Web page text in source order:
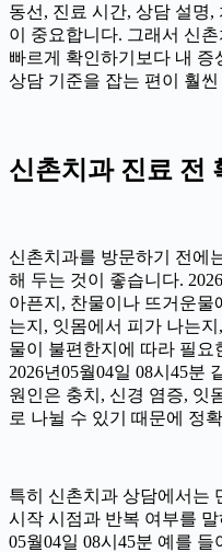
동선, 진료 시간, 상담 설명
이 중요합니다. 그래서 신
빠르게 확인하기보다 내 증
상담 기준을 잡는 편이 훨
신촌치과 진료 전
신촌치과를 방문하기 전에
해 두는 것이 좋습니다.
아픈지, 찬물이나 뜨거운물
는지, 잇몸에서 피가 나는
물이 불편한지에 따라 필요
2026년05월04일 08시45분
원인은 충치, 신경 염증, 잇
로 나뉠 수 있기 때문에 정
특히 신촌치과 상담에서는
시작 시점과 반복 여부를
05월04일 08시45분 예를